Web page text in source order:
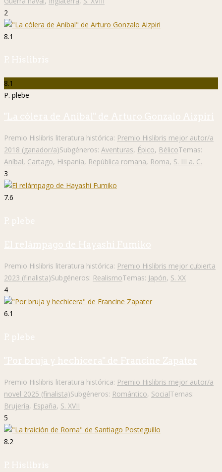
2
8.1
P. Hislibris
8.1
P. plebe
"La cólera de Aníbal" de Arturo Gonzalo Aizpiri
Premio Hislibris literatura histórica: Premio Hislibris mejor autor/a
2018 (ganador/a)Subgéneros: Aventuras, Épico, BélicoTemas:
Aníbal, Cartago, Hispania, República romana, Roma, S. III a. C.
3
7.6
P. plebe
El relámpago de Hayashi Fumiko
Premio Hislibris literatura histórica: Premio Hislibris mejor cubierta
2023 (finalista)Subgéneros: RealismoTemas: Japón, S. XX
4
6.1
P. plebe
"Por bruja y hechicera" de Francine Zapater
Premio Hislibris literatura histórica: Premio Hislibris mejor autor/a
novel 2025 (finalista)Subgéneros: Romántico, SocialTemas:
Brujería, España, S. XVII
5
8.2
P. Hislibris